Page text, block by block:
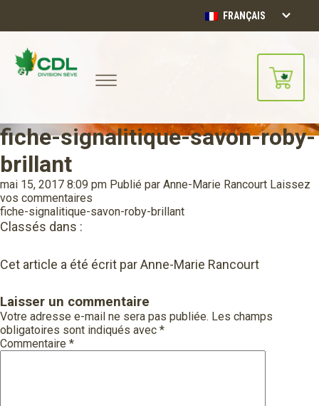
FRANÇAIS
Notre site d'achats en ligne sera
bientôt disponible!!
Merci de votre compréhension.
CONTINUER
fiche-signalitique-savon-roby-
brillant
mai 15, 2017 8:09 pm Publié par Anne-Marie Rancourt Laissez
vos commentaires
fiche-signalitique-savon-roby-brillant
Classés dans :
Cet article a été écrit par Anne-Marie Rancourt
Laisser un commentaire
Votre adresse e-mail ne sera pas publiée. Les champs
obligatoires sont indiqués avec *
Commentaire *